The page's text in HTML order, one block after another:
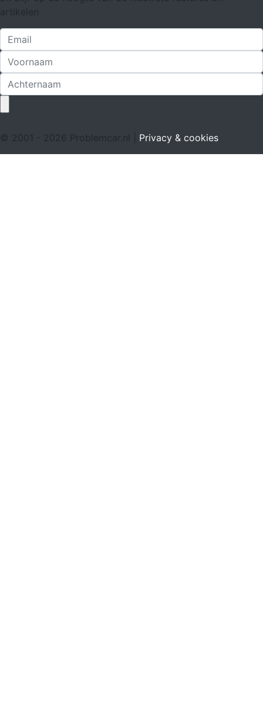
artikelen
© 2001 - 2026 Problemcar.nl | Privacy & cookies